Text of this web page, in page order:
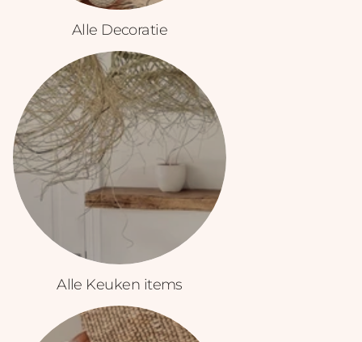
Alle Decoratie
Alle Keuken items